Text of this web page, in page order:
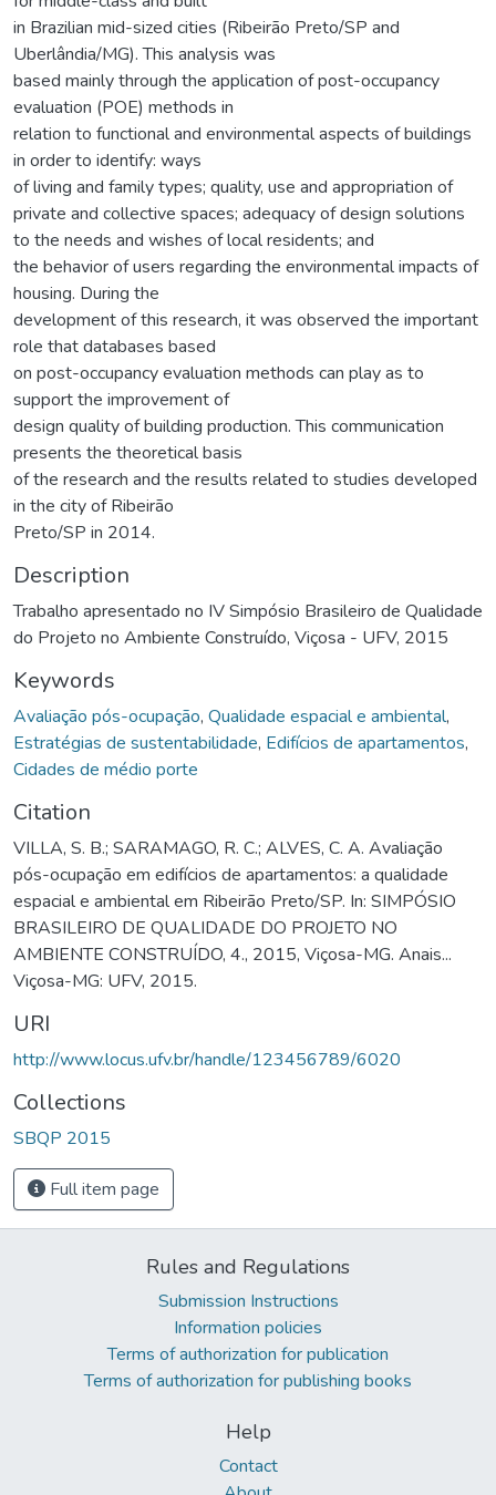
in Brazilian mid-sized cities (Ribeirão Preto/SP and
Uberlândia/MG). This analysis was
based mainly through the application of post-occupancy
evaluation (POE) methods in
relation to functional and environmental aspects of buildings
in order to identify: ways
of living and family types; quality, use and appropriation of
private and collective spaces; adequacy of design solutions
to the needs and wishes of local residents; and
the behavior of users regarding the environmental impacts of
housing. During the
development of this research, it was observed the important
role that databases based
on post-occupancy evaluation methods can play as to
support the improvement of
design quality of building production. This communication
presents the theoretical basis
of the research and the results related to studies developed
in the city of Ribeirão
Preto/SP in 2014.
Description
Trabalho apresentado no IV Simpósio Brasileiro de Qualidade
do Projeto no Ambiente Construído, Viçosa - UFV, 2015
Keywords
Avaliação pós-ocupação, Qualidade espacial e ambiental,
Estratégias de sustentabilidade, Edifícios de apartamentos,
Cidades de médio porte
Citation
VILLA, S. B.; SARAMAGO, R. C.; ALVES, C. A. Avaliação
pós-ocupação em edifícios de apartamentos: a qualidade
espacial e ambiental em Ribeirão Preto/SP. In: SIMPÓSIO
BRASILEIRO DE QUALIDADE DO PROJETO NO
AMBIENTE CONSTRUÍDO, 4., 2015, Viçosa-MG. Anais...
Viçosa-MG: UFV, 2015.
URI
http://www.locus.ufv.br/handle/123456789/6020
Collections
SBQP 2015
Full item page
Rules and Regulations
Submission Instructions
Information policies
Terms of authorization for publication
Terms of authorization for publishing books
Help
Contact